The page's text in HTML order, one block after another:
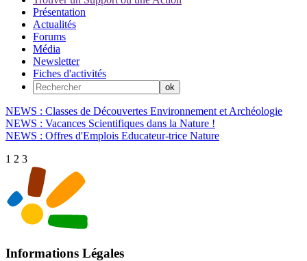
Présentation
Actualités
Forums
Média
Newsletter
Fiches d'activités
NEWS : Classes de Découvertes Environnement et Archéologie
NEWS : Vacances Scientifiques dans la Nature !
NEWS : Offres d'Emplois Educateur-trice Nature
1 2 3
Informations Légales